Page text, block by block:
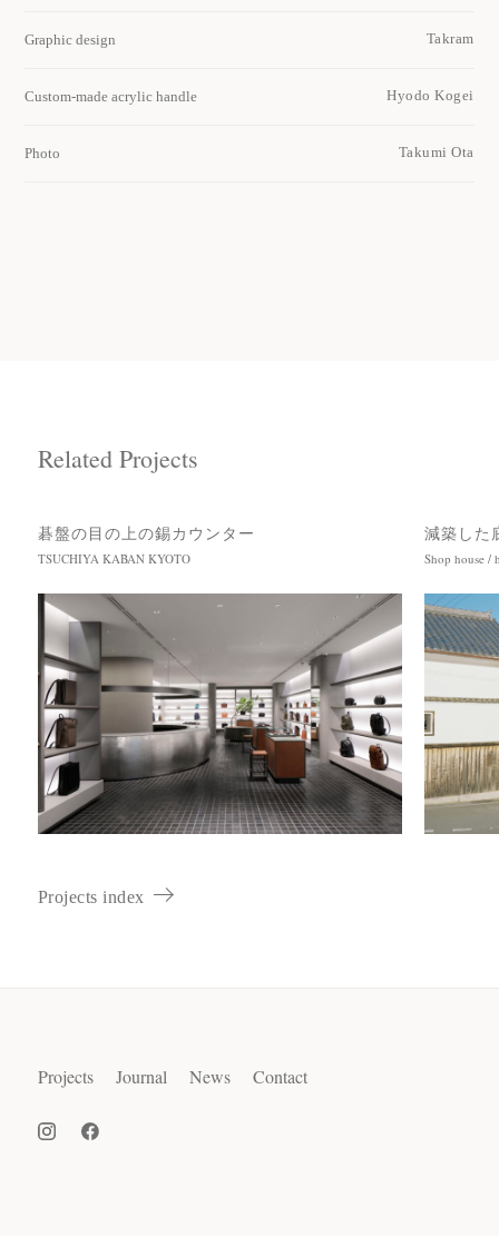
Graphic design Takram
Custom-made acrylic handle Hyodo Kogei
Photo Takumi Ota
Related Projects
碁盤の目の上の錫カウンター
TSUCHIYA KABAN KYOTO
減築した
Shop house /
Projects index
Projects Journal News Contact